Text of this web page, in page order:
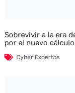
Sobrevivir a la era
por el nuevo
Cyber Expertos